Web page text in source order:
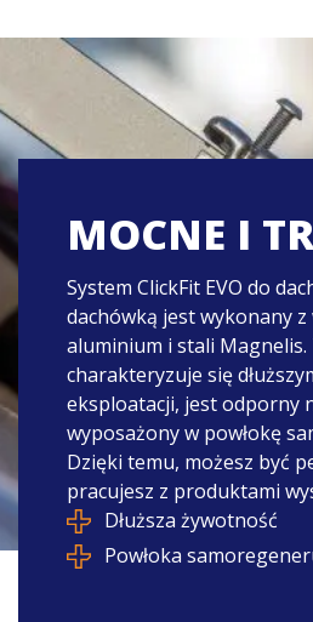
MOCNE I
System ClickFit EVO do
dachówką jest wykonany
aluminium i stali
charakteryzuje się
eksploatacji, jest odporny
wyposażony w powłokę
Dzięki temu, możesz być
pracujesz z produktami
Dłuższa żywotność
Powłoka